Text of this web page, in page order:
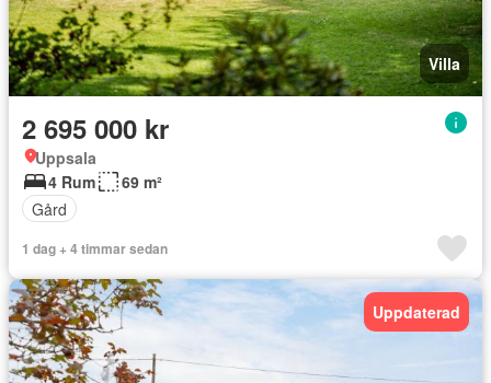
Villa
2 695 000 kr
Uppsala
4 Rum
69 m²
Gård
1 dag + 4 timmar sedan
Uppdaterad